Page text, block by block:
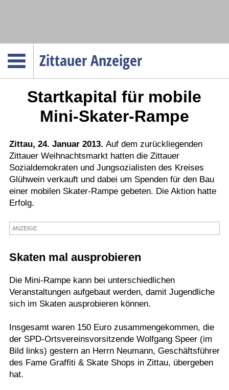
Zittauer Anzeiger
Menüpunkte
Politik
Gesellschaft
Wirtschaft
Service
Verkehr
Gesundheit
Kultur
Sport
Kostenlos
Startkapital für mobile
Mini-Skater-Rampe
Zittau, 24. Januar 2013. Auf dem zurückliegenden
Zittauer Weihnachtsmarkt hatten die Zittauer
Sozialdemokraten und Jungsozialisten des Kreises
Glühwein verkauft und dabei um Spenden für den Bau
einer mobilen Skater-Rampe gebeten. Die Aktion hatte
Erfolg.
ANZEIGE
Skaten mal ausprobieren
Die Mini-Rampe kann bei unterschiedlichen
Veranstaltungen aufgebaut werden, damit Jugendliche
sich im Skaten ausprobieren können.
Insgesamt waren 150 Euro zusammengekommen, die
der SPD-Ortsvereinsvorsitzende Wolfgang Speer (im
Bild links) gestern an Herrn Neumann, Geschäftsführer
des Fame Graffiti & Skate Shops in Zittau, übergeben
hat.